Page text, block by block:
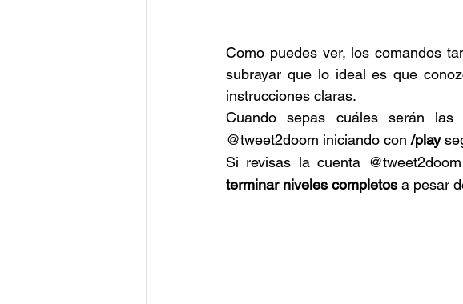
Como puedes ver, los comandos
subrayar que lo ideal es que
instrucciones claras.
Cuando sepas cuáles serán
@tweet2doom iniciando con /play
terminar niveles completos a pesar